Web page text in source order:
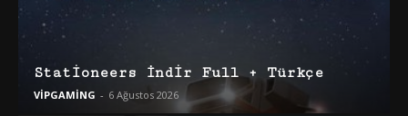
Stationeers İndir Full + Türkçe
VİPGAMİNG - 6 Ağustos 2026